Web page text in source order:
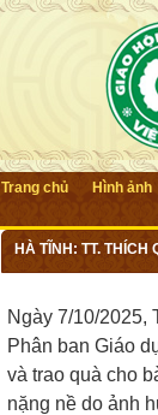
Trang chủ Hình ảnh
HÀ TĨNH: TT.
Ngày 7/10/2025,
Phân ban Giáo
và trao quà cho
nặng nề do ảnh